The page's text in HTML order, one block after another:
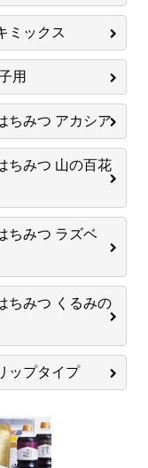
ミックス
用
ちみつ アカシア
ちみつ 山の百花
ちみつ ラズベ
ちみつ くるみの
ップタイプ